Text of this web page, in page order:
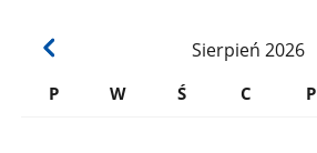
Sierpień 2026
P W Ś C P